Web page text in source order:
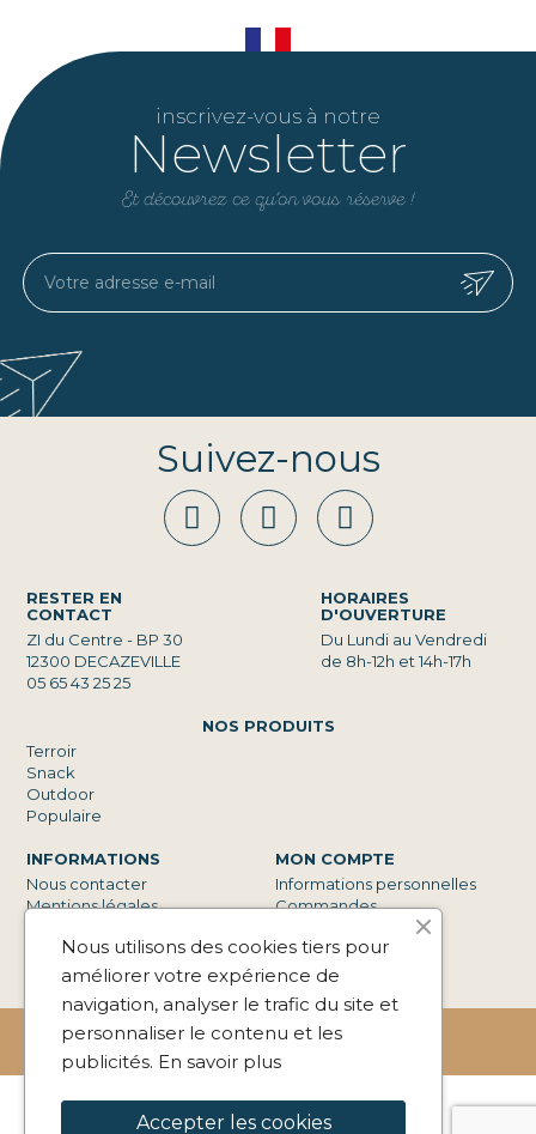
Suivez-nous
inscrivez-vous à notre
Newsletter
Et découvrez ce qu’on vous réserve !
RESTER EN
CONTACT
ZI du Centre - BP 30
12300 DECAZEVILLE
05 65 43 25 25
HORAIRES
D'OUVERTURE
Du Lundi au Vendredi
de 8h-12h et 14h-17h
NOS PRODUITS
Terroir
Snack
Outdoor
Populaire
INFORMATIONS
Nous contacter
Mentions légales
vente
Espace Pro
MON COMPTE
Informations personnelles
Commandes
Adresses
Marie de Livinhac - Aveyron - France
Site développé par l'Agence web Linov
Nous utilisons des cookies tiers pour
améliorer votre expérience de
navigation, analyser le trafic du site et
personnaliser le contenu et les
publicités. En savoir plus
Accepter les cookies